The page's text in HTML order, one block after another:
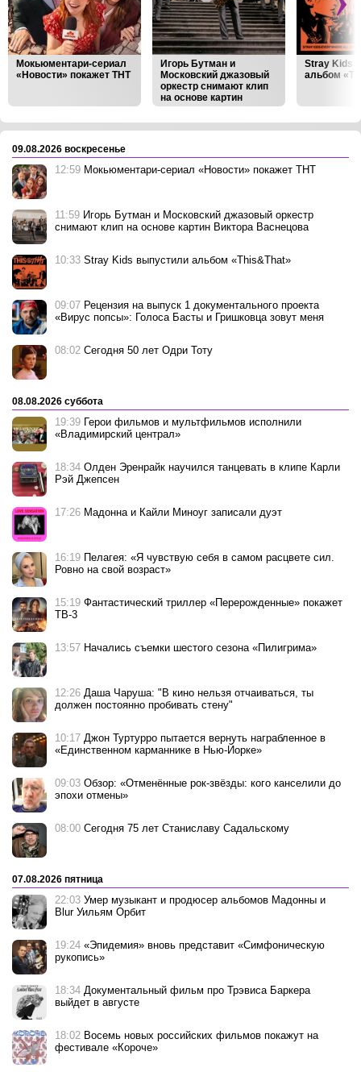
Мокьюментари-сериал
«Новости» покажет ТНТ
Игорь Бутман и
Московский джазовый
оркестр снимают клип
на основе картин
Виктора Васнецова
Stray Kids
альбом
09.08.2026 воскресенье
12:59 Мокьюментари-сериал «Новости» покажет ТНТ
11:59 Игорь Бутман и Московский джазовый оркестр
снимают клип на основе картин Виктора Васнецова
10:33 Stray Kids выпустили альбом «This&That»
09:07 Рецензия на выпуск 1 документального проекта
«Вирус попсы»: Голоса Басты и Гришковца зовут меня
08:02 Сегодня 50 лет Одри Тоту
08.08.2026 суббота
19:39 Герои фильмов и мультфильмов исполнили
«Владимирский централ»
18:34 Олден Эренрайк научился танцевать в клипе Карли
Рэй Джепсен
17:26 Мадонна и Кайли Миноуг записали дуэт
16:19 Пелагея: «Я чувствую себя в самом расцвете сил.
Ровно на свой возраст»
15:19 Фантастический триллер «Перерожденные» покажет
ТВ-3
13:57 Начались съемки шестого сезона «Пилигрима»
12:26 Даша Чаруша: "В кино нельзя отчаиваться, ты
должен постоянно пробивать стену"
10:17 Джон Туртурро пытается вернуть награбленное в
«Единственном карманнике в Нью-Йорке»
09:03 Обзор: «Отменённые рок-звёзды: кого канселили до
эпохи отмены»
08:00 Сегодня 75 лет Станиславу Садальскому
07.08.2026 пятница
22:03 Умер музыкант и продюсер альбомов Мадонны и
Blur Уильям Орбит
19:24 «Эпидемия» вновь представит «Симфоническую
рукопись»
18:34 Документальный фильм про Трэвиса Баркера
выйдет в августе
18:02 Восемь новых российских фильмов покажут на
фестивале «Короче»